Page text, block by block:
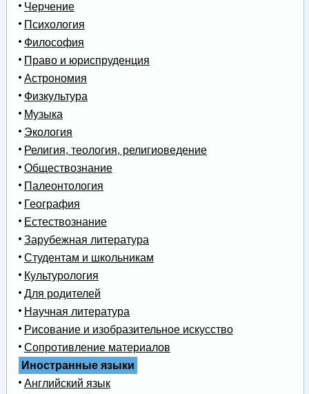
Черчение
Психология
Философия
Право и юриспруденция
Астрономия
Физкультура
Музыка
Экология
Религия, теология, религиоведение
Обществознание
Палеонтология
География
Естествознание
Зарубежная литература
Студентам и школьникам
Культурология
Для родителей
Научная литература
Рисование и изобразительное искусство
Сопротивление материалов
Иностранные языки
Английский язык